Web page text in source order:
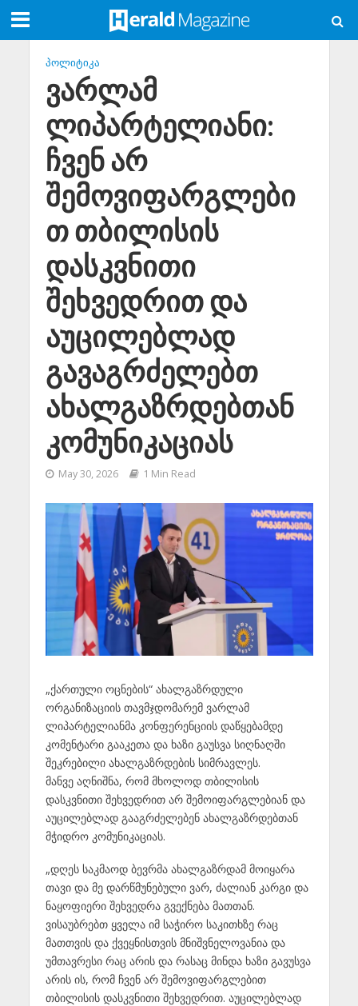
ᲞᲝᲚᲘᲢᲘᲙᲐ
ვარლამ
ლიპარტელიანი:
ჩვენ არ
შემოვიფარგლები
თ თბილისის
დასკვნითი
შეხვედრით და
აუცილებლად
გავაგრძელებთ
ახალგაზრდებთან
კომუნიკაციას
May 30, 2026 1 Min Read
„ქართული ოცნების“ ახალგაზრდული
ორგანიზაციის თავმჯდომარემ ვარლამ
ლიპარტელიანმა კონფერენციის დაწყებამდე
კომენტარი გააკეთა და ხაზი გაუსვა სიღნაღში
შეკრებილი ახალგაზრდების სიმრავლეს.
მანვე აღნიშნა, რომ მხოლოდ თბილისის
დასკვნითი შეხვედრით არ შემოიფარგლებიან და
აუცილებლად გააგრძელებენ ახალგაზრდებთან
მჭიდრო კომუნიკაციას.
„დღეს საკმაოდ ბევრმა ახალგაზრდამ მოიყარა
თავი და მე დარწმუნებული ვარ, ძალიან კარგი და
ნაყოფიერი შეხვედრა გვექნება მათთან.
ვისაუბრებთ ყველა იმ საჭირო საკითხზე რაც
მათთვის და ქვეყნისთვის მნიშვნელოვანია და
უმთავრესი რაც არის და რასაც მინდა ხაზი გავუსვა
არის ის, რომ ჩვენ არ შემოვიფარგლებით
თბილისის დასკვნითი შეხვედრით. აუცილებლად